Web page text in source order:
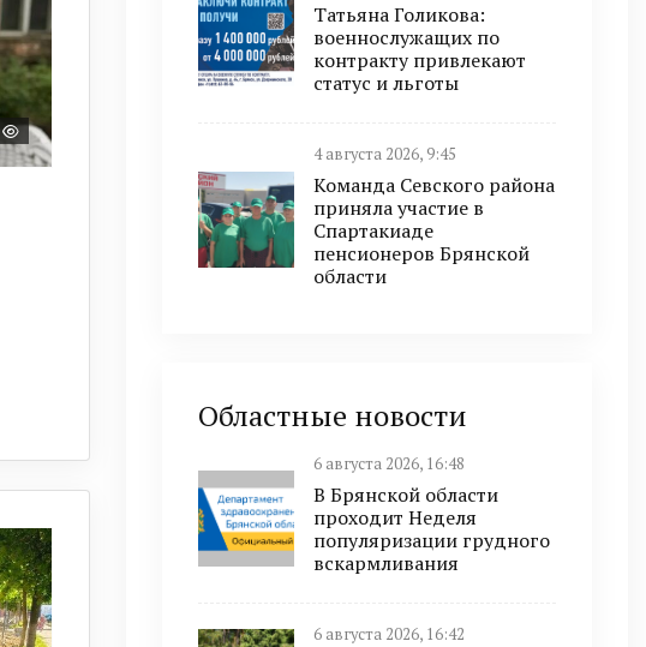
Татьяна Голикова:
военнослужащих по
контракту привлекают
статус и льготы
4 августа 2026, 9:45
Команда Севского района
приняла участие в
Спартакиаде
пенсионеров Брянской
области
Областные новости
6 августа 2026, 16:48
В Брянской области
проходит Неделя
популяризации грудного
вскармливания
6 августа 2026, 16:42